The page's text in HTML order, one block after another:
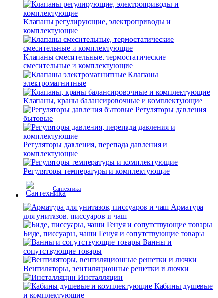
Клапаны регулирующие, электроприводы и
комплектующие
Клапаны смесительные, термостатические
смесительные и комплектующие
Клапаны
электромагнитные
Клапаны, краны балансировочные и комплектующие
Регуляторы давления
бытовые
Регуляторы давления, перепада давления и
комплектующие
Регуляторы температуры и комплектующие
Сантехника
Арматура
для унитазов, писсуаров и чаш
Биде, писсуары, чаши Генуя и сопутствующие товары
Ванны и
сопутствующие товары
Вентиляторы, вентиляционные решетки и лючки
Инсталляции
Кабины душевые
и комплектующие